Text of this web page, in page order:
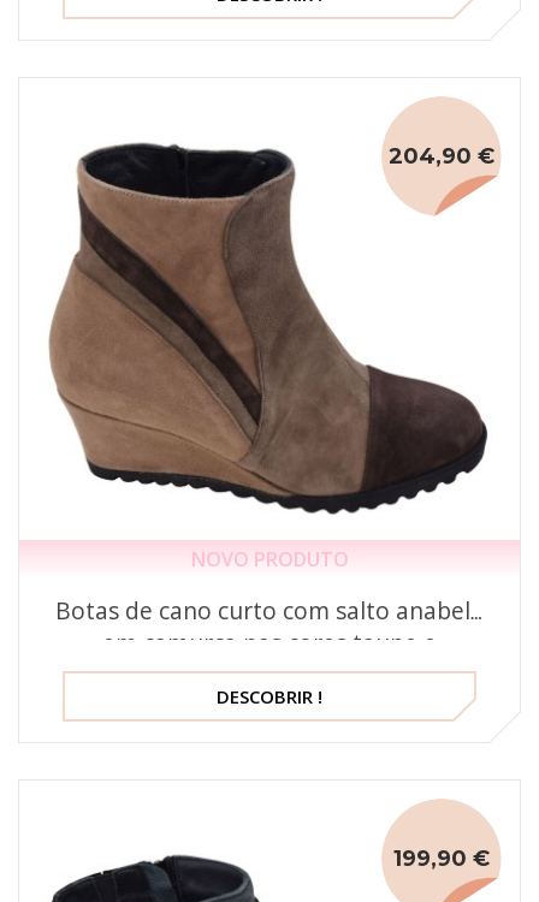
NOVO PRODUTO
Botas de cano curto com salto anabela
em camurça nas cores taupe e
chocolate, tamanho 86, Mella Italy.
204,90 €
DESCOBRIR !
199,90 €